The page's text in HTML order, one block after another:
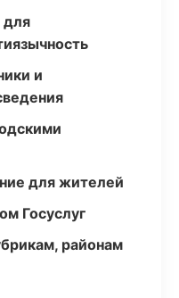
для
и
для жителей
Госуслуг
районам